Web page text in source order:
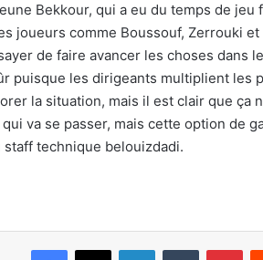
Bekkour, qui a eu du temps de jeu
joueurs comme Boussouf, Zerrouki
de faire avancer les choses dans
puisque les dirigeants multiplient
la situation, mais il est clair que ça
va se passer, mais cette option de
staff technique belouizdadi.
Facebook
X LinkedinTumblr